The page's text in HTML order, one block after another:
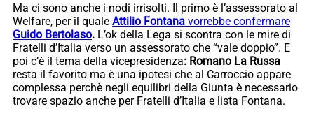
Ma ci sono anche i nodi irrisolti. Il primo è l’assessorato al
Welfare, per il quale Attilio Fontana vorrebbe confermare
Guido Bertolaso. L’ok della Lega si scontra con le mire di
Fratelli d’Italia verso un assessorato che “vale doppio”. E
poi c’è il tema della vicepresidenza: Romano La Russa
resta il favorito ma è una ipotesi che al Carroccio appare
complessa perchè negli equilibri della Giunta è necessario
trovare spazio anche per Fratelli d’Italia e lista Fontana.